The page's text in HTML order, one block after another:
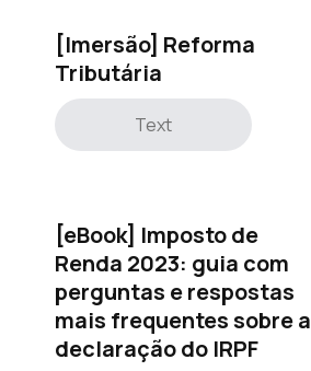
[Imersão] Reforma
Tributária
Text
[eBook] Imposto de
Renda 2023: guia com
perguntas e respostas
mais frequentes sobre a
declaração do IRPF